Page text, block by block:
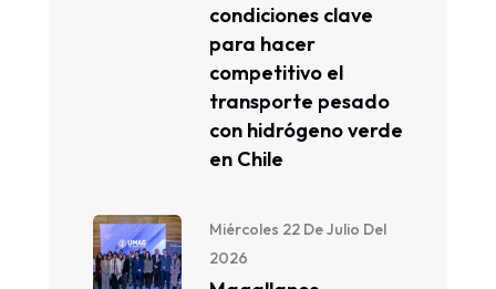
condiciones clave
para hacer
competitivo el
transporte pesado
con hidrógeno verde
en Chile
Miércoles 22 De Julio Del
2026